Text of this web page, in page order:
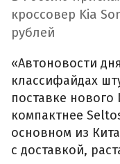
кроссовер Kia
рублей
«Автоновости
классифайдах
поставке нового
компактнее
основном из
с доставкой,